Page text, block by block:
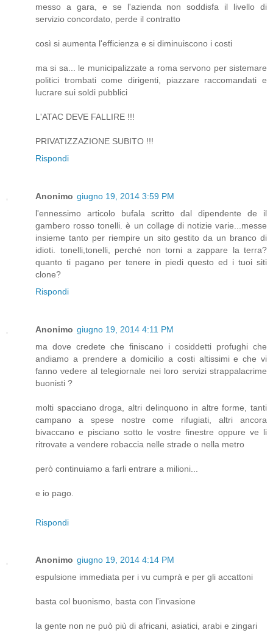
messo a gara, e se l'azienda non soddisfa il livello di
servizio concordato, perde il contratto
così si aumenta l'efficienza e si diminuiscono i costi
ma si sa... le municipalizzate a roma servono per sistemare
politici trombati come dirigenti, piazzare raccomandati e
lucrare sui soldi pubblici
L'ATAC DEVE FALLIRE !!!
PRIVATIZZAZIONE SUBITO !!!
Rispondi
Anonimo giugno 19, 2014 3:59 PM
l'ennessimo articolo bufala scritto dal dipendente de il
gambero rosso tonelli. è un collage di notizie varie...messe
insieme tanto per riempire un sito gestito da un branco di
idioti. tonelli,tonelli, perché non torni a zappare la terra?
quanto ti pagano per tenere in piedi questo ed i tuoi siti
clone?
Rispondi
Anonimo giugno 19, 2014 4:11 PM
ma dove credete che finiscano i cosiddetti profughi che
andiamo a prendere a domicilio a costi altissimi e che vi
fanno vedere al telegiornale nei loro servizi strappalacrime
buonisti ?
molti spacciano droga, altri delinquono in altre forme, tanti
campano a spese nostre come rifugiati, altri ancora
bivaccano e pisciano sotto le vostre finestre oppure ve li
ritrovate a vendere robaccia nelle strade o nella metro
però continuiamo a farli entrare a milioni...
e io pago.
Rispondi
Anonimo giugno 19, 2014 4:14 PM
espulsione immediata per i vu cumprà e per gli accattoni
basta col buonismo, basta con l'invasione
la gente non ne può più di africani, asiatici, arabi e zingari